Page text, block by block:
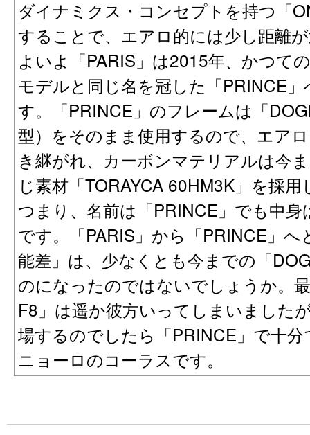
ダイナミクス・コンセプトを持つ「
することで、エアロ的には少し距離
よいよ「PARIS」は2015年、かつて
モデルと同じ名を冠した「PRINCE
す。「PRINCE」のフレームは「
型）をそのまま使用するので、エア
き継がれ、カーボンマテリアルは今
じ素材「TORAYCA 60HM3K」を採
つまり、名前は「PRINCE」でも中
です。「PARIS」から「PRINCE」
能差」は、少なくとも今までの「
のになったのではないでしょうか。
F8」は遥か彼方いってしまいました
場するのでしたら「PRINCE」で十
ニョーロのコーラスです。